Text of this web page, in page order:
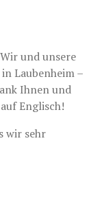
und unsere
Laubenheim –
Ihnen und
Englisch!
wir sehr